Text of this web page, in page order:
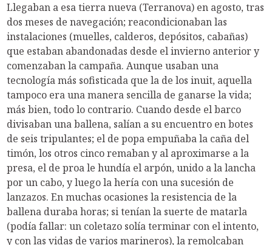
Llegaban a esa tierra nueva (Terranova) en agosto, tras
dos meses de navegación; reacondicionaban las
instalaciones (muelles, calderos, depósitos, cabañas)
que estaban abandonadas desde el invierno anterior y
comenzaban la campaña. Aunque usaban una
tecnología más sofisticada que la de los inuit, aquella
tampoco era una manera sencilla de ganarse la vida;
más bien, todo lo contrario. Cuando desde el barco
divisaban una ballena, salían a su encuentro en botes
de seis tripulantes; el de popa empuñaba la caña del
timón, los otros cinco remaban y al aproximarse a la
presa, el de proa le hundía el arpón, unido a la lancha
por un cabo, y luego la hería con una sucesión de
lanzazos. En muchas ocasiones la resistencia de la
ballena duraba horas; si tenían la suerte de matarla
(podía fallar: un coletazo solía terminar con el intento,
y con las vidas de varios marineros), la remolcaban